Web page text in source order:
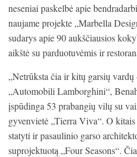
neseniai paskelbė apie
naujame projekte „Marbella
sudarys apie 90 aukščiausios
aikštė su parduotuvėmis ir
„Netrūksta čia ir kitų garsių vardų
„Automobili Lamborghini“,
įspūdinga 53 prabangių vilų su
gyvenvietė „Tierra Viva“. O
statyti ir pasaulinio garso
suprojektuotą „Four Seasons“.